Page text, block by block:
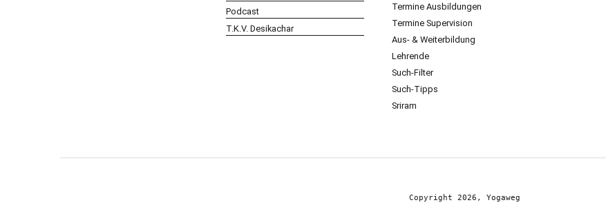
Podcast
T.K.V. Desikachar
Termine Ausbildungen
Termine Supervision
Aus- & Weiterbildung
Lehrende
Such-Filter
Such-Tipps
Sriram
Copyright 2026, Yogaweg